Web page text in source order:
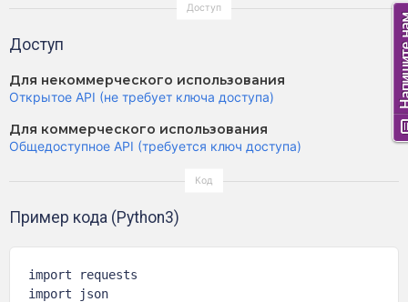
Доступ
Для некоммерческого использования
Открытое API (не требует ключа доступа)
Для коммерческого использования
Общедоступное API (требуется ключ доступа)
Пример кода (Python3)
import requests
import json